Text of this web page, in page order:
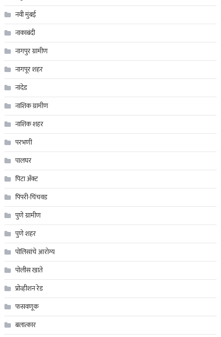
नवी मुंबई
नाकाबंदी
नागपुर ग्रामीण
नागपूर शहर
नांदेड
नाशिक ग्रामीण
नाशिक शहर
परभणी
पालघर
पिटा अँक्ट
पिंपरी-चिंचवड
पुणे ग्रामीण
पुणे शहर
पोलिसांचे आरोग्य
पोलीस खाते
प्रोव्हीशन रेड
फसवणूक
बलात्कार